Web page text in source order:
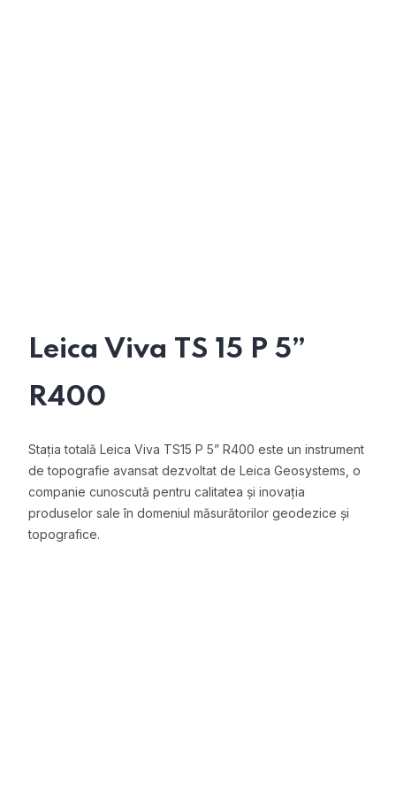
Leica Viva TS 15 P 5”
R400
Stația totală Leica Viva TS15 P 5” R400 este un instrument
de topografie avansat dezvoltat de Leica Geosystems, o
companie cunoscută pentru calitatea și inovația
produselor sale în domeniul măsurătorilor geodezice și
topografice.